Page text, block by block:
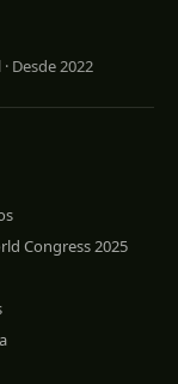
Desde 2022
Congress 2025